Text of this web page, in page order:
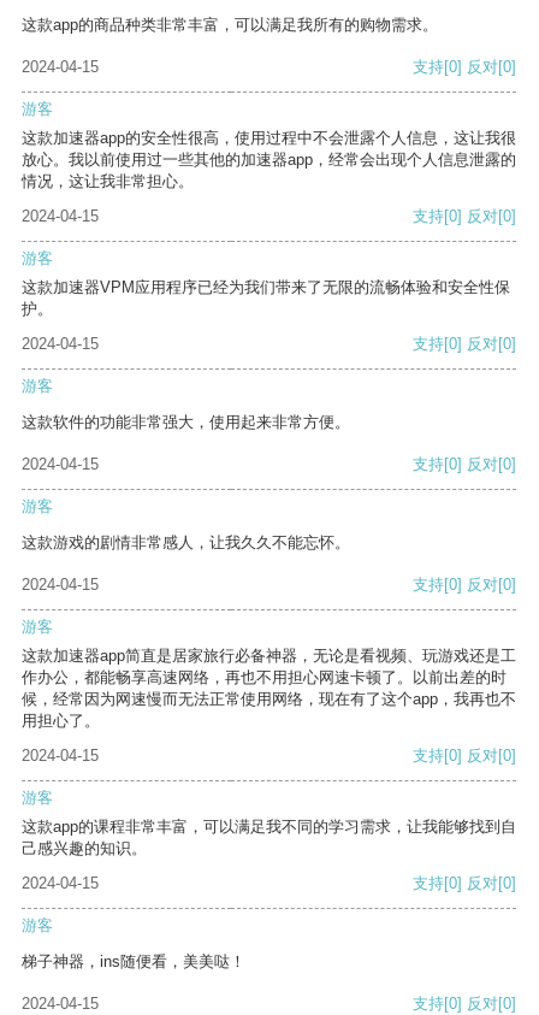
这款app的商品种类非常丰富，可以满足我所有的购物需求。
2024-04-15 支持[0] 反对[0]
游客
这款加速器app的安全性很高，使用过程中不会泄露个人信息，这让我很
放心。我以前使用过一些其他的加速器app，经常会出现个人信息泄露的
情况，这让我非常担心。
2024-04-15
支持[0] 反对[0]
游客
这款加速器VPM应用程序已经为我们带来了无限的流畅体验和安全性保
护。
2024-04-15
支持[0] 反对[0]
游客
这款软件的功能非常强大，使用起来非常方便。
2024-04-15 支持[0] 反对[0]
游客
这款游戏的剧情非常感人，让我久久不能忘怀。
2024-04-15 支持[0] 反对[0]
游客
这款加速器app简直是居家旅行必备神器，无论是看视频、玩游戏还是工
作办公，都能畅享高速网络，再也不用担心网速卡顿了。以前出差的时
候，经常因为网速慢而无法正常使用网络，现在有了这个app，我再也不
用担心了。
2024-04-15
支持[0] 反对[0]
游客
这款app的课程非常丰富，可以满足我不同的学习需求，让我能够找到自
己感兴趣的知识。
2024-04-15
支持[0] 反对[0]
游客
梯子神器，ins随便看，美美哒！
2024-04-15 支持[0] 反对[0]